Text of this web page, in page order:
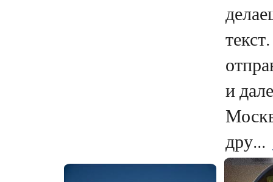
и
дру...